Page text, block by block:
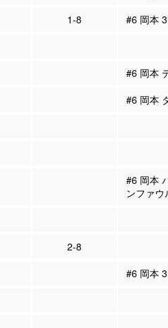
1-8
#6 岡本
#6 岡本
#6 岡本
#6 岡本
ンファウ
2-8
#6 岡本